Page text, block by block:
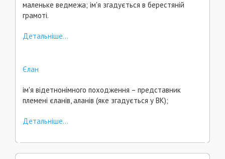
маленьке ведмежа; ім'я згадується в берестяній
грамоті.
Детальніше...
Єлан
ім'я відетнонімного походження – представник
племені єланів, аланів (яке згадується у ВК);
Детальніше...